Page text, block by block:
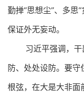
勤掸“思想尘”、多思
保证外无妄动。
习近平强调，干
防、处处设防。要
根弦，在大是大非面